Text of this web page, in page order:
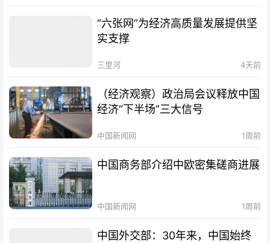
“六张网”为经济高质量发展提供坚
实支撑
三里河 4天前
（经济观察）政治局会议释放中国
经济“下半场”三大信号
中国新闻网 1周前
中国商务部介绍中欧密集磋商进展
中国新闻网 1周前
中国外交部：30年来，中国始终